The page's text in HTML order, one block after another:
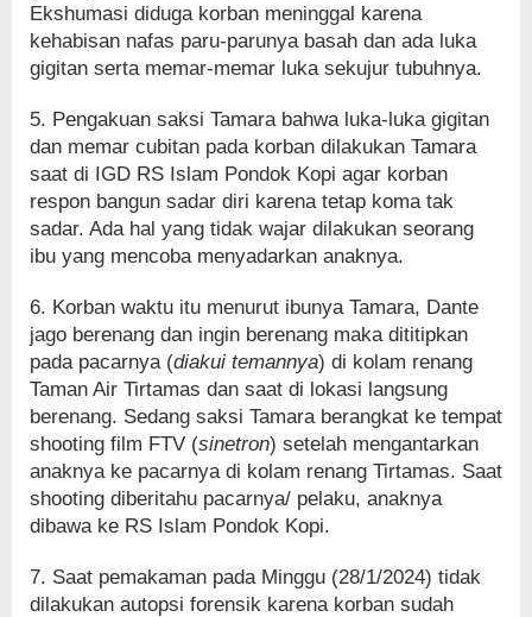
Ekshumasi diduga korban meninggal karena
kehabisan nafas paru-parunya basah dan ada luka
gigitan serta memar-memar luka sekujur tubuhnya.
5. Pengakuan saksi Tamara bahwa luka-luka gigitan
dan memar cubitan pada korban dilakukan Tamara
saat di IGD RS Islam Pondok Kopi agar korban
respon bangun sadar diri karena tetap koma tak
sadar. Ada hal yang tidak wajar dilakukan seorang
ibu yang mencoba menyadarkan anaknya.
6. Korban waktu itu menurut ibunya Tamara, Dante
jago berenang dan ingin berenang maka dititipkan
pada pacarnya (diakui temannya) di kolam renang
Taman Air Tirtamas dan saat di lokasi langsung
berenang. Sedang saksi Tamara berangkat ke tempat
shooting film FTV (sinetron) setelah mengantarkan
anaknya ke pacarnya di kolam renang Tirtamas. Saat
shooting diberitahu pacarnya/ pelaku, anaknya
dibawa ke RS Islam Pondok Kopi.
7. Saat pemakaman pada Minggu (28/1/2024) tidak
dilakukan autopsi forensik karena korban sudah